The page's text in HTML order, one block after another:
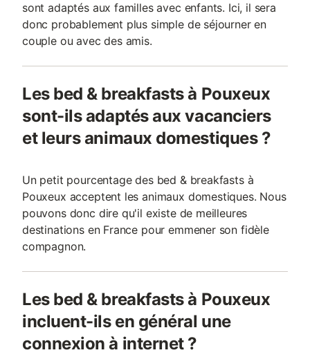
sont adaptés aux familles avec enfants. Ici, il sera
donc probablement plus simple de séjourner en
couple ou avec des amis.
Les bed & breakfasts à Pouxeux
sont-ils adaptés aux vacanciers
et leurs animaux domestiques ?
Un petit pourcentage des bed & breakfasts à
Pouxeux acceptent les animaux domestiques. Nous
pouvons donc dire qu'il existe de meilleures
destinations en France pour emmener son fidèle
compagnon.
Les bed & breakfasts à Pouxeux
incluent-ils en général une
connexion à internet ?